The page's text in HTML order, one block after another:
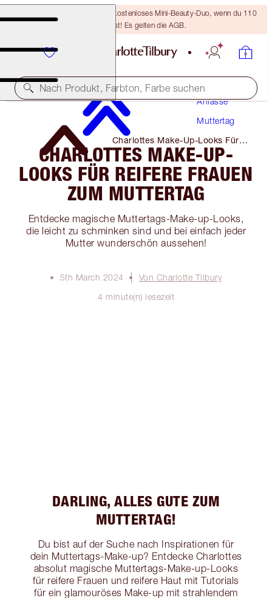
LETZTE CHANCE! Erhalte ein kostenloses Mini-Beauty-Duo, wenn du 110
€ ausgibst! Es gelten die AGB.
Nach Produkt, Farbton, Farbe suchen
Anlässe
Muttertag
Charlottes Make-Up-Looks Für
Reifere Frauen Zum Muttertag
CHARLOTTES MAKE-UP-
LOOKS FÜR REIFERE FRAUEN
ZUM MUTTERTAG
Entdecke magische Muttertags-Make-up-Looks,
die leicht zu schminken sind und bei einfach jeder
Mutter wunderschön aussehen!
5th March 2024
Von Charlotte Tilbury
4 minute(n) lesezeit
DARLING, ALLES GUTE ZUM
MUTTERTAG!
Du bist auf der Suche nach Inspirationen für
dein Muttertags-Make-up? Entdecke Charlottes
absolut magische Muttertags-Make-up-Looks
für reifere Frauen und reifere Haut mit Tutorials
für ein glamouröses Make-up mit strahlendem